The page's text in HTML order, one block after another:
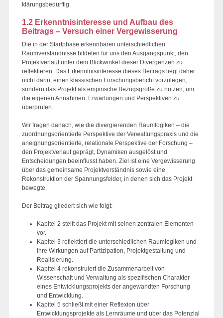
klärungsbedürftig.
1.2 Erkenntnisinteresse und Aufbau des
Beitrags – Versuch einer Vergewisserung
Die in der Startphase erkennbaren unterschiedlichen
Raumverständnisse bildeten für uns den Ausgangspunkt, den
Projektverlauf unter dem Blickwinkel dieser Divergenzen zu
reflektieren. Das Erkenntnisinteresse dieses Beitrags liegt daher
nicht darin, einen klassischen Forschungsbericht vorzulegen,
sondern das Projekt als empirische Bezugsgröße zu nutzen, um
die eigenen Annahmen, Erwartungen und Perspektiven zu
überprüfen.
Wir fragen danach, wie die divergierenden Raumlogiken – die
zuordnungsorientierte Perspektive der Verwaltungspraxis und die
aneignungsorientierte, relationale Perspektive der Forschung –
den Projektverlauf geprägt, Dynamiken ausgelöst und
Entscheidungen beeinflusst haben. Ziel ist eine Vergewisserung
über das gemeinsame Projektverständnis sowie eine
Rekonstruktion der Spannungsfelder, in denen sich das Projekt
bewegte.
Der Beitrag gliedert sich wie folgt:
Kapitel 2 stellt das Projekt mit seinen zentralen Elementen
vor.
Kapitel 3 reflektiert die unterschiedlichen Raumlogiken und
ihre Wirkungen auf Partizipation, Projektgestaltung und
Realisierung.
Kapitel 4 rekonstruiert die Zusammenarbeit von
Wissenschaft und Verwaltung als spezifischen Charakter
eines Entwicklungsprojekts der angewandten Forschung
und Entwicklung.
Kapitel 5 schließt mit einer Reflexion über
Entwicklungsprojekte als Lernräume und über das Potenzial